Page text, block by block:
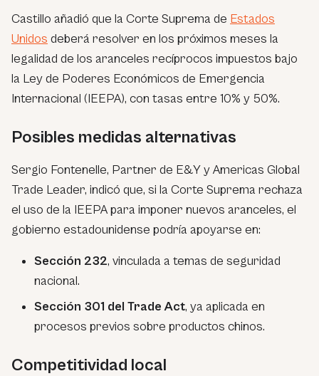
Castillo añadió que la Corte Suprema de Estados
Unidos deberá resolver en los próximos meses la
legalidad de los aranceles recíprocos impuestos bajo
la Ley de Poderes Económicos de Emergencia
Internacional (IEEPA), con tasas entre 10% y 50%.
Posibles medidas alternativas
Sergio Fontenelle, Partner de E&Y y Americas Global
Trade Leader, indicó que, si la Corte Suprema rechaza
el uso de la IEEPA para imponer nuevos aranceles, el
gobierno estadounidense podría apoyarse en:
Sección 232, vinculada a temas de seguridad
nacional.
Sección 301 del Trade Act, ya aplicada en
procesos previos sobre productos chinos.
Competitividad local